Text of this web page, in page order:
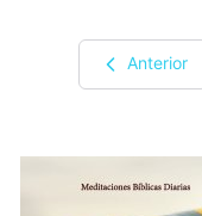
Anterior